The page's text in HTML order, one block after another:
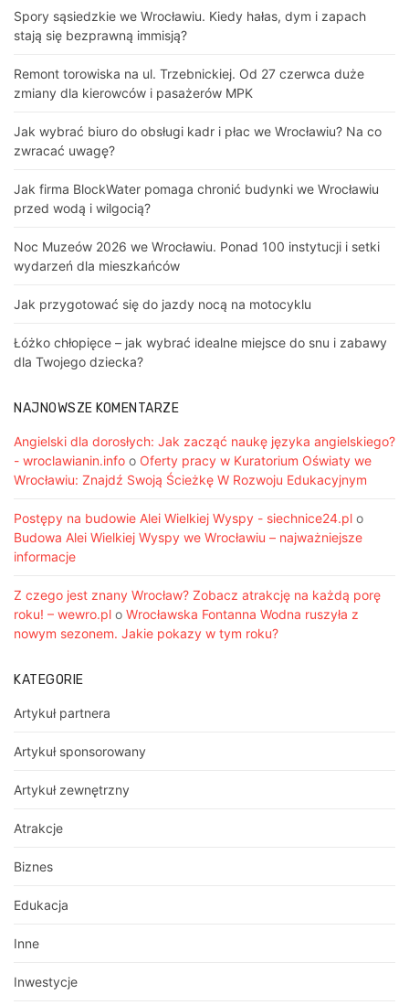
Spory sąsiedzkie we Wrocławiu. Kiedy hałas, dym i zapach
stają się bezprawną immisją?
Remont torowiska na ul. Trzebnickiej. Od 27 czerwca duże
zmiany dla kierowców i pasażerów MPK
Jak wybrać biuro do obsługi kadr i płac we Wrocławiu? Na co
zwracać uwagę?
Jak firma BlockWater pomaga chronić budynki we Wrocławiu
przed wodą i wilgocią?
Noc Muzeów 2026 we Wrocławiu. Ponad 100 instytucji i setki
wydarzeń dla mieszkańców
Jak przygotować się do jazdy nocą na motocyklu
Łóżko chłopięce – jak wybrać idealne miejsce do snu i zabawy
dla Twojego dziecka?
NAJNOWSZE KOMENTARZE
Angielski dla dorosłych: Jak zacząć naukę języka angielskiego?
- wroclawianin.info o Oferty pracy w Kuratorium Oświaty we
Wrocławiu: Znajdź Swoją Ścieżkę W Rozwoju Edukacyjnym
Postępy na budowie Alei Wielkiej Wyspy - siechnice24.pl o
Budowa Alei Wielkiej Wyspy we Wrocławiu – najważniejsze
informacje
Z czego jest znany Wrocław? Zobacz atrakcję na każdą porę
roku! – wewro.pl o Wrocławska Fontanna Wodna ruszyła z
nowym sezonem. Jakie pokazy w tym roku?
KATEGORIE
Artykuł partnera
Artykuł sponsorowany
Artykuł zewnętrzny
Atrakcje
Biznes
Edukacja
Inne
Inwestycje